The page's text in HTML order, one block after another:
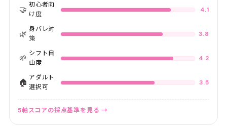
🤝 初心者向
け度
4.1
🌿 身バレ対
策
3.8
🌱 シフト自
由度
4.2
🏠 アダルト
選択可
3.5
5軸スコアの採点基準を見る →